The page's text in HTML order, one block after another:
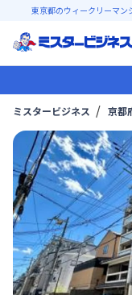
東京都のウィークリーマン
ミスタービジネス 京都